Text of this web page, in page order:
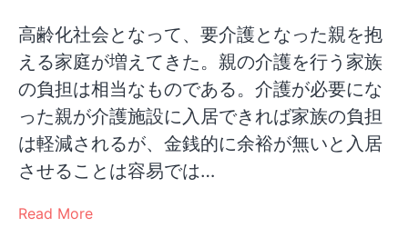
高齢化社会となって、要介護となった親を抱
える家庭が増えてきた。親の介護を行う家族
の負担は相当なものである。介護が必要にな
った親が介護施設に入居できれば家族の負担
は軽減されるが、金銭的に余裕が無いと入居
させることは容易では…
Read More